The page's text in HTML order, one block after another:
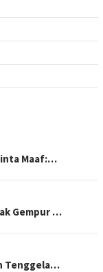
Maaf:…
Gempur …
Tenggela…